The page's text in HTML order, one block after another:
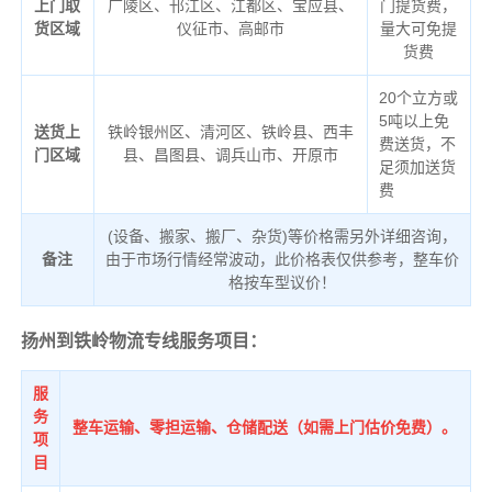
上门取
货区域
广陵区、邗江区、江都区、宝应县、
仪征市、高邮市
门提货费，
量大可免提
货费
送货上
门区域
铁岭银州区、清河区、铁岭县、西丰
县、昌图县、调兵山市、开原市
20个立方或
5吨以上免
费送货，不
足须加送货
费
备注
(设备、搬家、搬厂、杂货)等价格需另外详细咨询，
由于市场行情经常波动，此价格表仅供参考，整车价
格按车型议价！
扬州到铁岭物流专线服务项目：
服
务
项
目
整车运输、零担运输、仓储配送（如需上门估价免费）。